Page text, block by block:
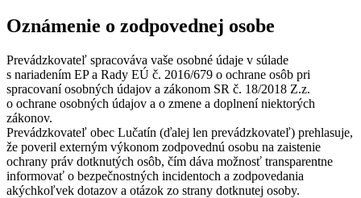
Oznámenie o zodpovednej osobe
Prevádzkovateľ spracováva vaše osobné údaje v súlade
s nariadením EP a Rady EÚ č. 2016/679 o ochrane osôb pri
spracovaní osobných údajov a zákonom SR č. 18/2018 Z.z.
o ochrane osobných údajov a o zmene a doplnení niektorých
zákonov.
Prevádzkovateľ obec Lučatín (ďalej len prevádzkovateľ) prehlasuje,
že poveril externým výkonom zodpovednú osobu na zaistenie
ochrany práv dotknutých osôb, čím dáva možnosť transparentne
informovať o bezpečnostných incidentoch a zodpovedania
akýchkoľvek dotazov a otázok zo strany dotknutej osoby.